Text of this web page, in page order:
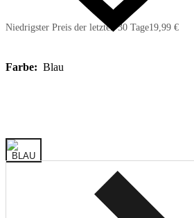
Niedrigster Preis der letzten 30 Tage19,99 €
Farbe: Blau